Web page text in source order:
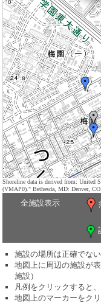
Shoreline data is derived from: United
(VMAP0)." Bethesda, MD: Denver,
全施設表示
施設の場所は正確でな
地図上に周辺の施設が
施設）
凡例をクリックすると
地図上のマーカーをク